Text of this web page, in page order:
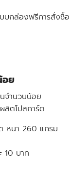
บกล่องฟรีการสั่งซื้อ
อย
จำนวนน้อย
ลิตโปสการ์ด
ต หนา 260 แกรม
10 บาท